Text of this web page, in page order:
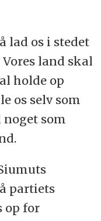
lad os i stedet
land skal
holde op
os selv som
som
partiets
op for